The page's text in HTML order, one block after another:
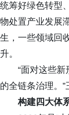
统筹好绿色转型
物处置产业发展
生，一些领域回
升。
“面对这些新
的全链条治理。”
构建四大体